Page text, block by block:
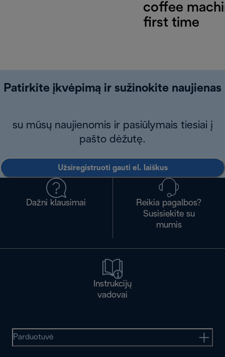
coffee
first time
Patirkite įkvėpimą ir sužinokite naujienas
su mūsų naujienomis ir pasiūlymais tiesiai į
pašto dėžutę.
Užsiregistruoti gauti el. laiškus
Dažni klausimai
Reikia pagalbos?
Susisiekite su
mumis
Instrukcijų
vadovai
Parduotuvė